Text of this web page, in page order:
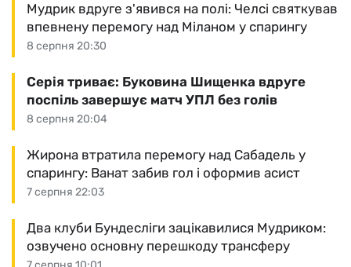
8 серпня 20:30
Мудрик вдруге з'явився на полі: Челсі святкував
впевнену перемогу над Міланом у спарингу
8 серпня 20:04
Серія триває: Буковина Шищенка вдруге
поспіль завершує матч УПЛ без голів
7 серпня 22:03
Жирона втратила перемогу над Сабадель у
спарингу: Ванат забив гол і оформив асист
Два клуби Бундесліги зацікавилися Мудриком:
озвучено основну перешкоду трансферу